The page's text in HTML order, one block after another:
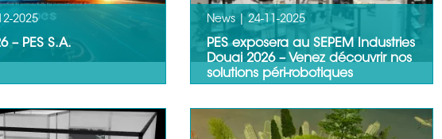
2025
– PES S.A.
l’approche de 2026,
de PES S.A. tient à…
News | 24-11-2025
PES exposera au SEPEM Industries
Douai 2026 – Venez découvrir nos
solutions péri-robotiques
expert depuis plus de 30 ans dans
l’ingénierie et les…